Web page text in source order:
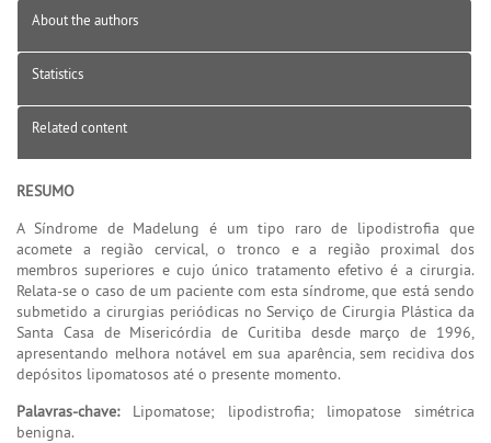
About the authors
Statistics
Related content
RESUMO
A Síndrome de Madelung é um tipo raro de lipodistrofia que
acomete a região cervical, o tronco e a região proximal dos
membros superiores e cujo único tratamento efetivo é a cirurgia.
Relata-se o caso de um paciente com esta síndrome, que está sendo
submetido a cirurgias periódicas no Serviço de Cirurgia Plástica da
Santa Casa de Misericórdia de Curitiba desde março de 1996,
apresentando melhora notável em sua aparência, sem recidiva dos
depósitos lipomatosos até o presente momento.
Palavras-chave:Lipomatose; lipodistrofia; limopatose simétrica
benigna.